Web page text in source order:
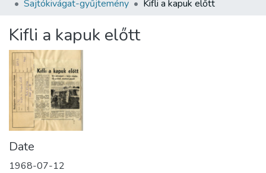
Statistics
About us
Sajtókivágat-gyűjtemény
Kifli a kapuk előtt
Kifli a kapuk előtt
Date
1968-07-12